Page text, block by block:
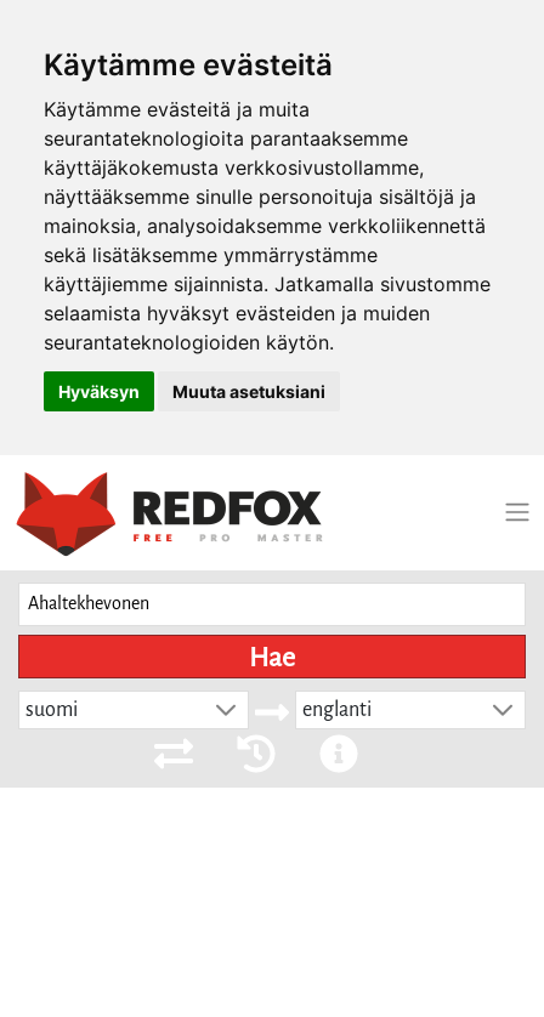
Käytämme evästeitä
Käytämme evästeitä ja muita
seurantateknologioita parantaaksemme
käyttäjäkokemusta verkkosivustollamme,
näyttääksemme sinulle personoituja sisältöjä ja
mainoksia, analysoidaksemme verkkoliikennettä
sekä lisätäksemme ymmärrystämme
käyttäjiemme sijainnista. Jatkamalla sivustomme
selaamista hyväksyt evästeiden ja muiden
seurantateknologioiden käytön.
Hyväksyn Muuta asetuksiani
Hae
suomi englanti